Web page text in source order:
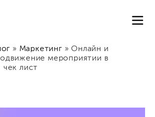
» Маркетинг»Онлайн и
мероприятии в
чек лист